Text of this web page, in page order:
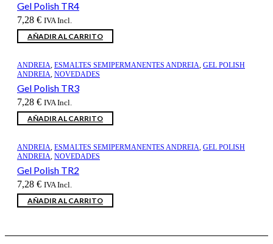
Gel Polish TR4
7,28 € IVA Incl.
AÑADIR AL CARRITO
ANDREIA, ESMALTES SEMIPERMANENTES ANDREIA, GEL POLISH
ANDREIA, NOVEDADES
Gel Polish TR3
7,28 € IVA Incl.
AÑADIR AL CARRITO
ANDREIA, ESMALTES SEMIPERMANENTES ANDREIA, GEL POLISH
ANDREIA, NOVEDADES
Gel Polish TR2
7,28 € IVA Incl.
AÑADIR AL CARRITO